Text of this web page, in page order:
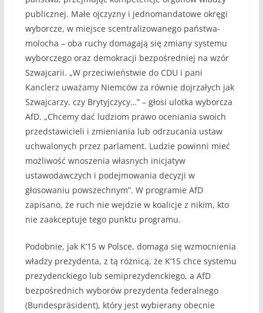
publicznej. Małe ojczyzny i jednomandatowe okręgi
wyborcze, w miejsce scentralizowanego państwa-
molocha – oba ruchy domagają się zmiany systemu
wyborczego oraz demokracji bezpośredniej na wzór
Szwajcarii. „W przeciwieństwie do CDU i pani
Kanclerz uważamy Niemców za równie dojrzałych jak
Szwajcarzy, czy Brytyjczycy…” – głosi ulotka wyborcza
AfD. „Chcemy dać ludziom prawo oceniania swoich
przedstawicieli i zmieniania lub odrzucania ustaw
uchwalonych przez parlament. Ludzie powinni mieć
możliwość wnoszenia własnych inicjatyw
ustawodawczych i podejmowania decyzji w
głosowaniu powszechnym”. W programie AfD
zapisano, że ruch nie wejdzie w koalicje z nikim, kto
nie zaakceptuje tego punktu programu.
Podobnie, jak K’15 w Polsce, domaga się wzmocnienia
władzy prezydenta, z tą różnicą, że K’15 chce systemu
prezydenckiego lub semiprezydenckiego, a AfD
bezpośrednich wyborów prezydenta federalnego
(Bundespräsident), który jest wybierany obecnie